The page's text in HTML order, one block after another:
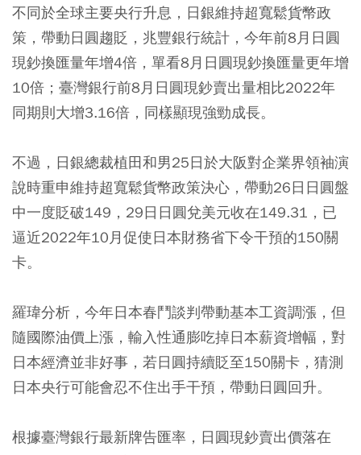
不同於全球主要央行升息，日銀維持超寬鬆貨幣政
策，帶動日圓趨貶，兆豐銀行統計，今年前8月日圓
現鈔換匯量年增4倍，單看8月日圓現鈔換匯量更年增
10倍；臺灣銀行前8月日圓現鈔賣出量相比2022年
同期則大增3.16倍，同樣顯現強勁成長。
不過，日銀總裁植田和男25日於大阪對企業界領袖演
說時重申維持超寬鬆貨幣政策決心，帶動26日日圓盤
中一度貶破149，29日日圓兌美元收在149.31，已
逼近2022年10月促使日本財務省下令干預的150關
卡。
羅瑋分析，今年日本春鬥談判帶動基本工資調漲，但
隨國際油價上漲，輸入性通膨吃掉日本薪資增幅，對
日本經濟並非好事，若日圓持續貶至150關卡，猜測
日本央行可能會忍不住出手干預，帶動日圓回升。
根據臺灣銀行最新牌告匯率，日圓現鈔賣出價落在